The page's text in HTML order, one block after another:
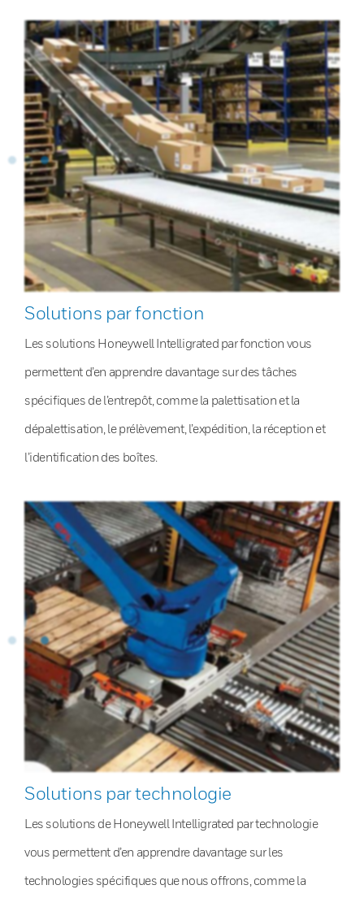
Solutions par fonction
Les solutions Honeywell Intelligrated par fonction vous
permettent d’en apprendre davantage sur des tâches
spécifiques de l’entrepôt, comme la palettisation et la
dépalettisation, le prélèvement, l’expédition, la réception et
l’identification des boîtes.
Solutions par technologie
Les solutions de Honeywell Intelligrated par technologie
vous permettent d’en apprendre davantage sur les
technologies spécifiques que nous offrons, comme la